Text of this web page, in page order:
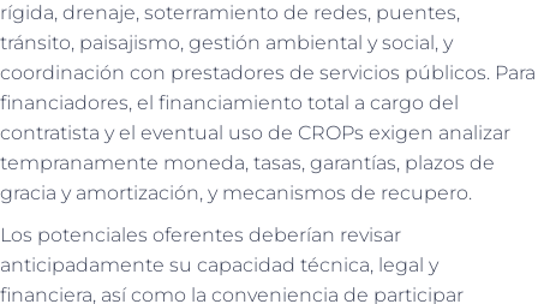
rígida, drenaje, soterramiento de redes, puentes,
tránsito, paisajismo, gestión ambiental y social, y
coordinación con prestadores de servicios públicos. Para
financiadores, el financiamiento total a cargo del
contratista y el eventual uso de CROPs exigen analizar
tempranamente moneda, tasas, garantías, plazos de
gracia y amortización, y mecanismos de recupero.
Los potenciales oferentes deberían revisar
anticipadamente su capacidad técnica, legal y
financiera, así como la conveniencia de participar